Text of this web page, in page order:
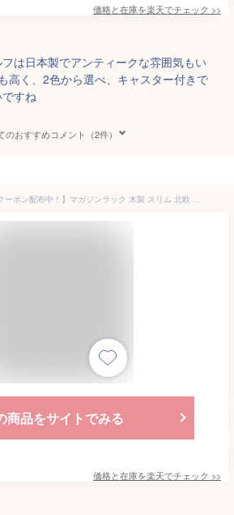
価格と在庫を楽天でチェック >>
は日本製でアンティークな雰囲気もい
高く、2色から選べ、キャスター付きで
すね
のおすすめコメント（2件）
【P10倍＆5％OFFクーポン配布中！】マガジンラック 木製 スリム 北欧 本棚 おしゃれ ブックシェルフ タワー 飾り棚 オープンラック リビングラック インテリアラック 木目 ソファー横 ナチュラル ブラウン 茶 ホワイト 9段 収納 本立て 書棚 「商：小」「才：2」
商品をサイトでみる
価格と在庫を楽天でチェック >>